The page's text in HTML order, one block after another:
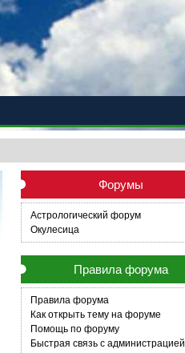
Форумы
Астрологический форум
Окулесица
Правила форума
Правила форума
Как открыть тему на форуме
Помощь по форуму
Быстрая связь с администрацией